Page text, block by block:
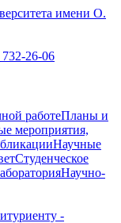
имени О.
26-06
работеПланы и
мероприятия,
Научные
Студенческое
Научно-
-